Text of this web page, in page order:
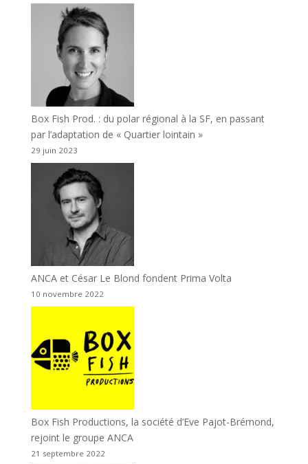
Box Fish Prod. : du polar régional à la SF, en passant
par l’adaptation de « Quartier lointain »
29 juin 2023
ANCA et César Le Blond fondent Prima Volta
10 novembre 2022
Box Fish Productions, la société d’Eve Pajot-Brémond,
rejoint le groupe ANCA
21 septembre 2022